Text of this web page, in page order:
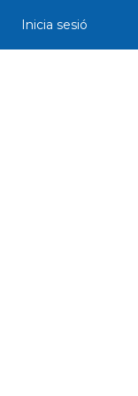
Inicia sesió